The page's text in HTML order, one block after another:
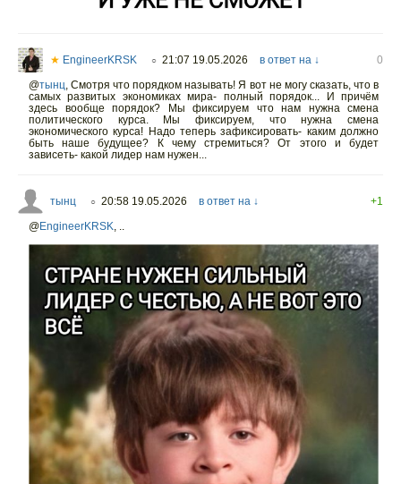
★ EngineerKRSK ○ 21:07 19.05.2026 в ответ на ↓
0
@тынц, Смотря что порядком называть! Я вот не могу сказать, что в
самых развитых экономиках мира- полный порядок... И причём
здесь вообще порядок? Мы фиксируем что нам нужна смена
политического курса. Мы фиксируем, что нужна смена
экономического курса! Надо теперь зафиксировать- каким должно
быть наше будущее? К чему стремиться? От этого и будет
зависеть- какой лидер нам нужен...
тынц ○ 20:58 19.05.2026 в ответ на ↓
+1
@EngineerKRSK, ..